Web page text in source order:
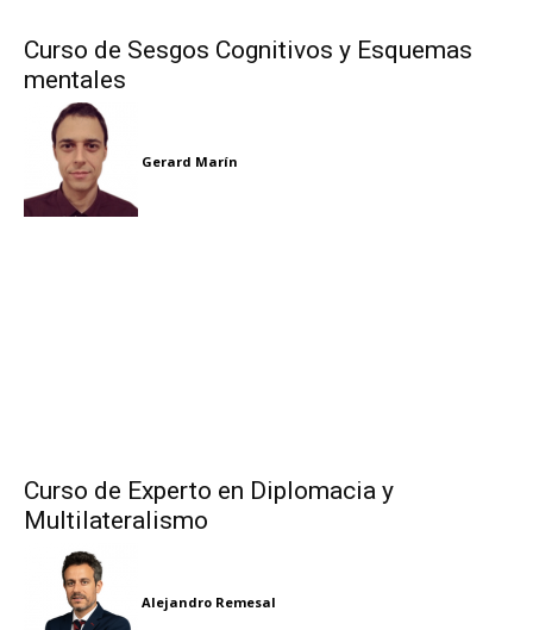
Curso de Sesgos Cognitivos y Esquemas
mentales
Gerard Marín
Curso de Experto en Diplomacia y
Multilateralismo
Alejandro Remesal